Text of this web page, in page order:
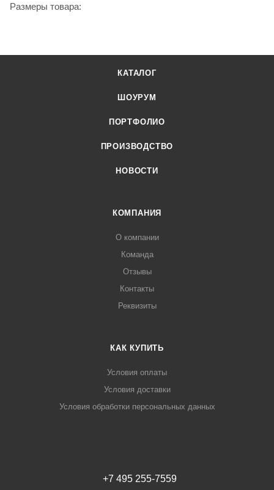
Размеры товара:
КАТАЛОГ
ШОУРУМ
ПОРТФОЛИО
ПРОИЗВОДСТВО
НОВОСТИ
КОМПАНИЯ
О компании
Команда
Отзывы
Контакты
Реквизиты
КАК КУПИТЬ
Условия оплаты
Условия доставки
Условия обработки персональных данных
+7 495 255-7559